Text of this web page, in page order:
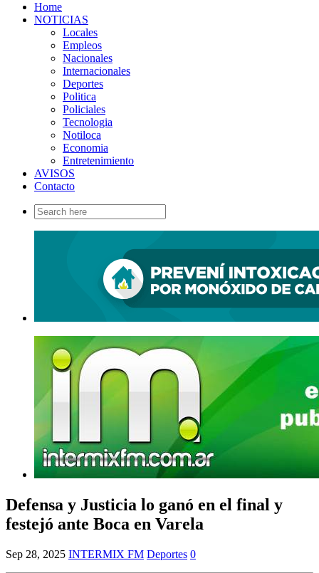
Home
NOTICIAS
Locales
Empleos
Nacionales
Internacionales
Deportes
Politica
Policiales
Tecnologia
Notiloca
Economia
Entretenimiento
AVISOS
Contacto
Search
for:
Defensa y Justicia lo ganó en el final y
festejó ante Boca en Varela
Sep 28, 2025 INTERMIX FM Deportes 0